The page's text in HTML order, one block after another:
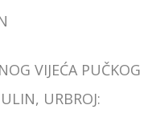
VIJEĆA PUČKOG
URBROJ: